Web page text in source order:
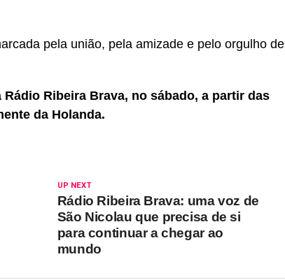
pela união, pela amizade e pelo orgulho de
Ribeira Brava, no sábado, a partir das
da Holanda.
UP NEXT
Rádio Ribeira Brava: uma voz de
São Nicolau que precisa de si
para continuar a chegar ao
mundo